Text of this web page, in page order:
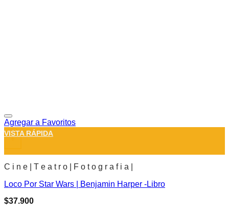
Agregar a Favoritos
+
VISTA RÁPIDA
C i n e | T e a t r o | F o t o g r a f i a |
Loco Por Star Wars | Benjamin Harper -Libro
$37.900